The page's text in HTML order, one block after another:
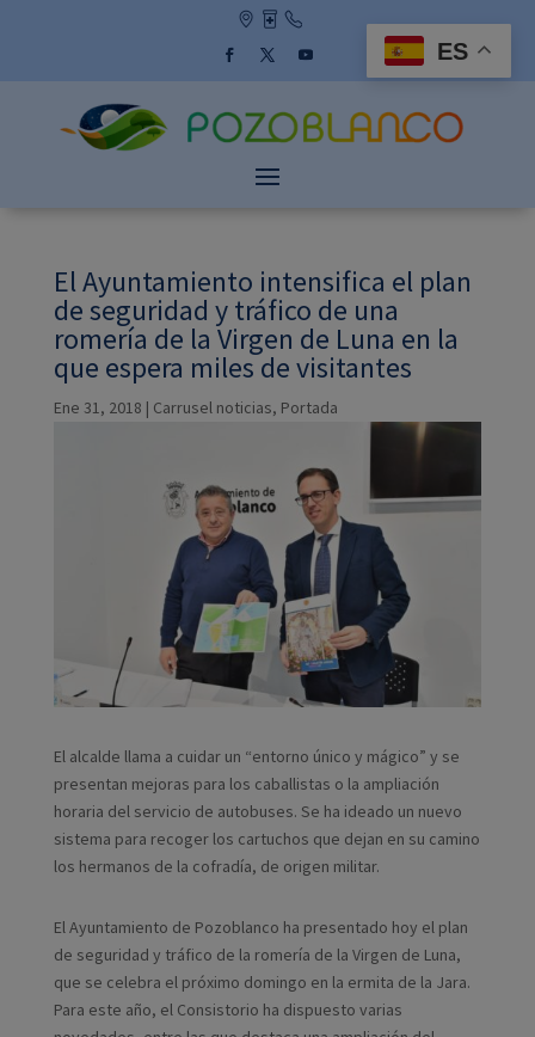
El Ayuntamiento intensifica el plan
de seguridad y tráfico de una
romería de la Virgen de Luna en la
que espera miles de visitantes
Ene 31, 2018 | Carrusel noticias, Portada
El alcalde llama a cuidar un “entorno único y mágico” y se
presentan mejoras para los caballistas o la ampliación
horaria del servicio de autobuses. Se ha ideado un nuevo
sistema para recoger los cartuchos que dejan en su camino
los hermanos de la cofradía, de origen militar.
El Ayuntamiento de Pozoblanco ha presentado hoy el plan
de seguridad y tráfico de la romería de la Virgen de Luna,
que se celebra el próximo domingo en la ermita de la Jara.
Para este año, el Consistorio ha dispuesto varias
ES